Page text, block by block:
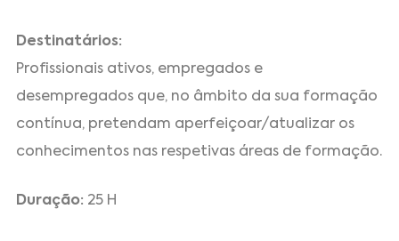
Destinatários:
Profissionais ativos, empregados e
desempregados que, no âmbito da sua formação
contínua, pretendam aperfeiçoar/atualizar os
conhecimentos nas respetivas áreas de formação.
Duração: 25 H